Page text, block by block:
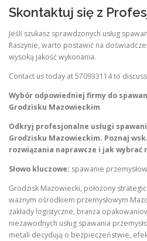
Skontaktuj się z
Jeśli szukasz sprawdzonych usług
Raszynie, warto postawić na
wysoką jakość wykonania.
Contact us today at 570933114 to
Wybór odpowiedniej firmy do
Grodzisku Mazowieckim
Odkryj profesjonalne usługi
Grodzisku Mazowieckim. Poznaj
rozwiązania naprawcze i jak wybrać
Słowo kluczowe: spawanie
Grodzisk Mazowiecki, położony
ważnym ośrodkiem przemysłowym
zakłady logistyczne, branża
niezawodnych usług spawania
metali decydują o bezpieczeństwie,